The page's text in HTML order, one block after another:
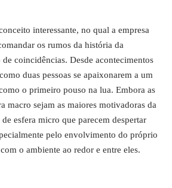
interessante, no qual a empresa
os rumos da história da
coincidências. Desde acontecimentos
duas pessoas se apaixonarem a um
o primeiro pouso na lua. Embora as
macro sejam as maiores motivadoras da
esfera micro que parecem despertar
pelo envolvimento do próprio
o ambiente ao redor e entre eles.